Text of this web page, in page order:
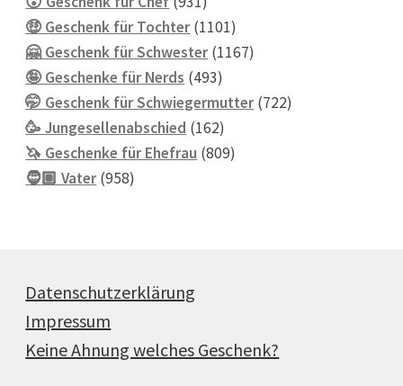
Produkte
🤑 Geschenk für Tochter 11011101
Produkte
🤗 Geschenk für Schwester 11671167
🤪 Geschenke für Nerds 493493
Produkte
🤭 Geschenk für Schwiegermutter 722722
🥳 Jungesellenabschied 162162
Produkte
🦄 Geschenke für Ehefrau 809809
🧔🏽 Vater 958958
Datenschutzerklärung
Impressum
Keine Ahnung welches Geschenk?